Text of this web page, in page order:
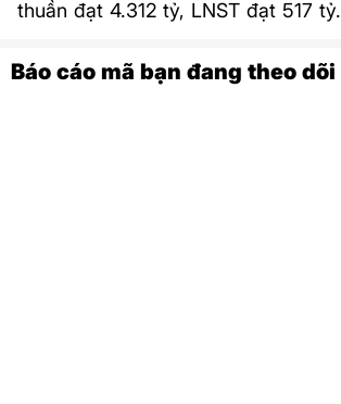
thuần đạt 4.312 tỷ, LNST đạt 517 tỷ.
Báo cáo mã bạn đang theo dõi